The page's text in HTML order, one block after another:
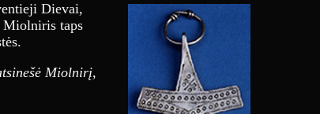
Dievai,
Miolniris taps
Miolnirį,